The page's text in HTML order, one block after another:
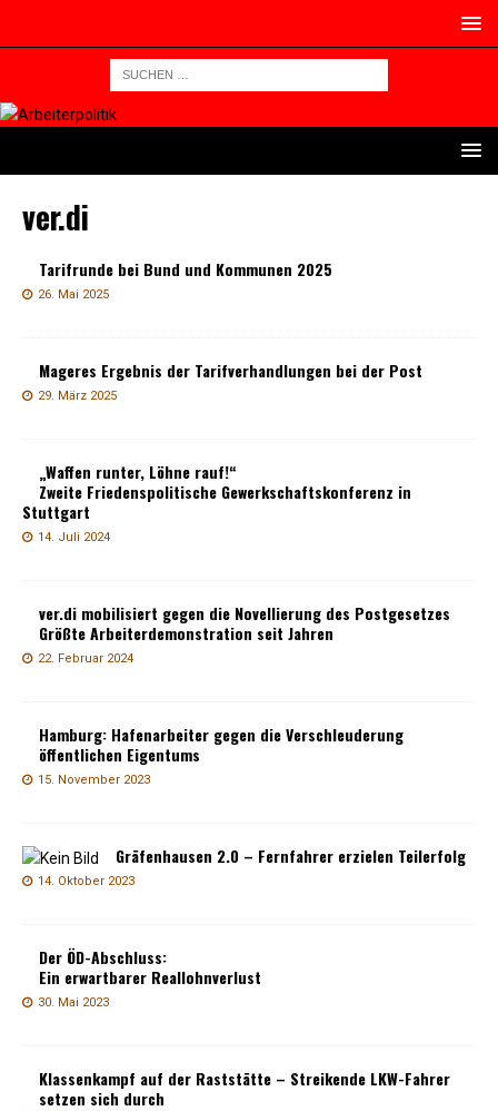
ver.di
Tarifrunde bei Bund und Kommunen 2025
26. Mai 2025
Mageres Ergebnis der Tarifverhandlungen bei der Post
29. März 2025
„Waffen runter, Löhne rauf!“
Zweite Friedenspolitische Gewerkschaftskonferenz in
Stuttgart
14. Juli 2024
ver.di mobilisiert gegen die Novellierung des Postgesetzes
Größte Arbeiterdemonstration seit Jahren
22. Februar 2024
Hamburg: Hafenarbeiter gegen die Verschleuderung
öffentlichen Eigentums
15. November 2023
Gräfenhausen 2.0 – Fernfahrer erzielen Teilerfolg
14. Oktober 2023
Der ÖD-Abschluss:
Ein erwartbarer Reallohnverlust
30. Mai 2023
Klassenkampf auf der Raststätte – Streikende LKW-Fahrer
setzen sich durch